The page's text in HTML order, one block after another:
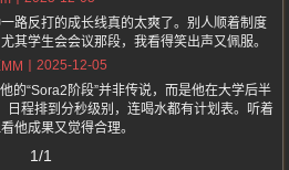
路反打的成长线真的太爽了。别人顺着制度
其学生会会议那段，我看得笑出声又佩服。
2025-12-05
的“Sora2阶段”并非传说，而是他在大学后半
日程排到分秒级别，连喝水都有计划表。听着
他成果又觉得合理。
1/1